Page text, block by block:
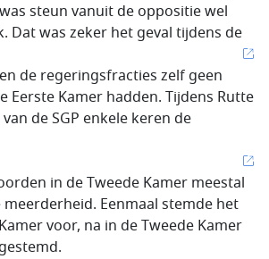
steun vanuit de oppositie wel
Dat was zeker het geval tijdens de
de regeringsfracties zelf geen
Eerste Kamer hadden. Tijdens Rutte
de SGP enkele keren de
in de Tweede Kamer meestal
Eenmaal stemde het
voor, na in de Tweede Kamer